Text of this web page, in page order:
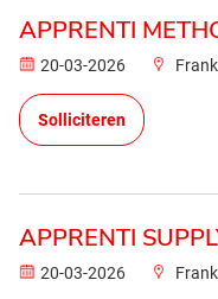
APPRENTI
20-03-2026
Solliciteren
APPRENTI
20-03-2026